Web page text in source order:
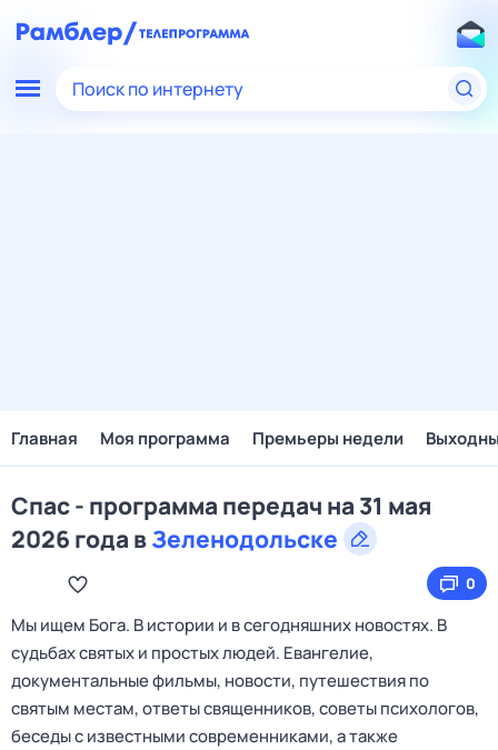
Поиск по интернету
Главная Моя программа Премьеры недели
Спас - программа передач на 31 мая
2026 года вЗеленодольске
0
Мы ищем Бога. В истории и в сегодняшних новостях. В
судьбах святых и простых людей. Евангелие,
документальные фильмы, новости, путешествия по
святым местам, ответы священников, советы психологов,
беседы с известными современниками, а также